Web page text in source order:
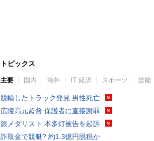
トピックス
主要 国内 海外 IT 経済 スポーツ 芸能
脱輪したトラック発見 男性死亡
広陵高元監督 保護者に直接謝罪
銀メダリスト 本多灯被告を起訴
詐取金で競艇? 約1.3億円脱税か